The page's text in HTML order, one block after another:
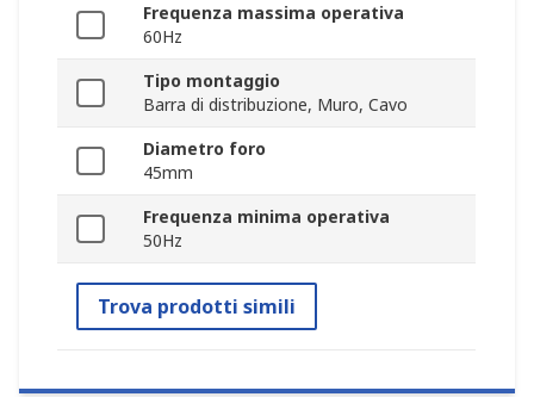
Frequenza massima operativa
60Hz
Tipo montaggio
Barra di distribuzione, Muro, Cavo
Diametro foro
45mm
Frequenza minima operativa
50Hz
Trova prodotti simili